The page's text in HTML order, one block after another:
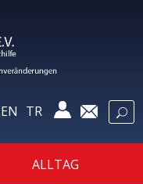
EN TR
ALLTAG